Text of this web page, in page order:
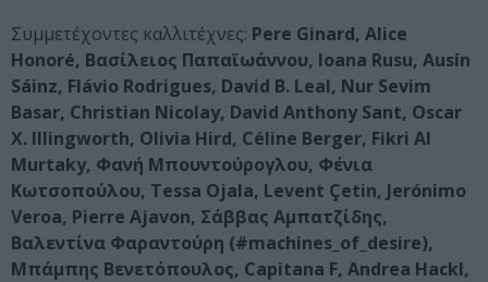
Συμμετέχοντες καλλιτέχνες: Pere Ginard, Alice
Honoré, Βασίλειος Παπαϊωάννου, Ioana Rusu, Ausín
Sáinz, Flávio Rodrigues, David B. Leal, Nur Sevim
Basar, Christian Nicolay, David Anthony Sant, Oscar
X. Illingworth, Olivia Hird, Céline Berger, Fikri Al
Murtaky, Φανή Μπουντούρογλου, Φένια
Κωτσοπούλου, Tessa Ojala, Levent Çetin, Jerónimo
Veroa, Pierre Ajavon, Σάββας Αμπατζίδης,
Βαλεντίνα Φαραντούρη (#machines_of_desire),
Μπάμπης Βενετόπουλος, Capitana F, Andrea Hackl,